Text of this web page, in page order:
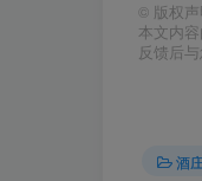
© 版权
本文内
反馈后
酒